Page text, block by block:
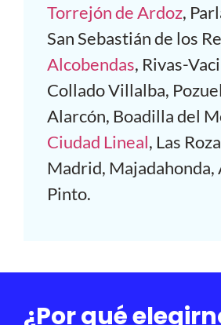
Torrejón de Ardoz,
San Sebastián de los
Alcobendas, Rivas-
Collado Villalba,
Alarcón, Boadilla del
Ciudad Lineal, Las
Madrid, Majadahonda,
Pinto.
¿Por qué